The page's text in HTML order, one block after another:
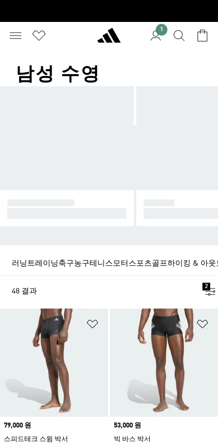
1
남성 수영
러닝트레이닝축구농구테니스모터스포츠골프하이킹 & 아웃
48 결과
2
위시리스트 담기
Price
79,000 원
스피드테크 스윔 박서
Price
53,000 원
빅 바스 박서